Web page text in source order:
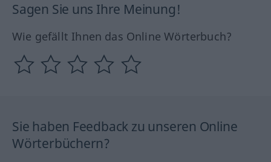
Sagen Sie uns Ihre Meinung!
Wie gefällt Ihnen das Online Wörterbuch?
Sie haben Feedback zu unseren Online
Wörterbüchern?